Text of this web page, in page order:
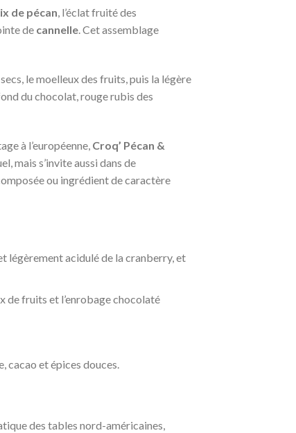
de pécan, l’éclat fruité des
de cannelle. Cet assemblage
le moelleux des fruits, puis la légère
du chocolat, rouge rubis des
à l’européenne, Croq’ Pécan &
mais s’invite aussi dans de
ou ingrédient de caractère
légèrement acidulé de la cranberry, et
de fruits et l’enrobage chocolaté
cacao et épices douces.
des tables nord-américaines,